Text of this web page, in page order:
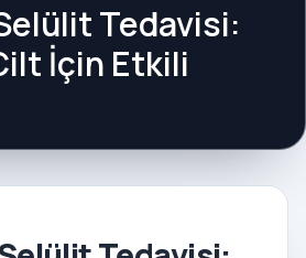
Tedavisi:
İçin Etkili